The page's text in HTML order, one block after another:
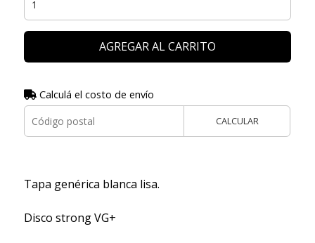
AGREGAR AL CARRITO
Calculá el costo de envío
CALCULAR
Tapa genérica blanca lisa.
Disco strong VG+